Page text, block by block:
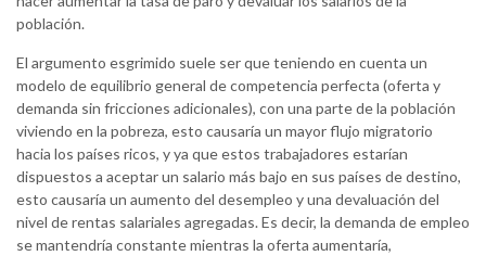
población.
El argumento esgrimido suele ser que teniendo en cuenta un
modelo de equilibrio general de competencia perfecta (oferta y
demanda sin fricciones adicionales), con una parte de la población
viviendo en la pobreza, esto causaría un mayor flujo migratorio
hacia los países ricos, y ya que estos trabajadores estarían
dispuestos a aceptar un salario más bajo en sus países de destino,
esto causaría un aumento del desempleo y una devaluación del
nivel de rentas salariales agregadas. Es decir, la demanda de empleo
se mantendría constante mientras la oferta aumentaría,